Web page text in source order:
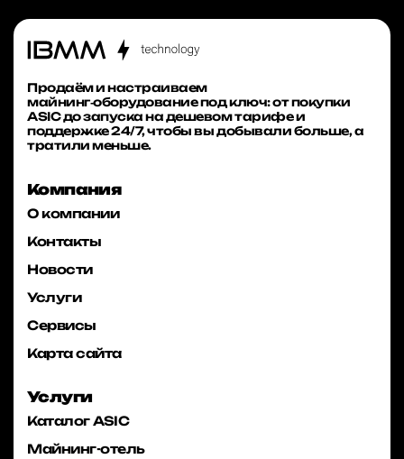
Продаём и настраиваем
майнинг‑оборудование под ключ: от покупки
ASIC до запуска на дешевом тарифе и
поддержке 24/7, чтобы вы добывали больше, а
тратили меньше.
Компания
О компании
Контакты
Новости
Услуги
Сервисы
Карта сайта
Услуги
Каталог ASIC
Майнинг-отель